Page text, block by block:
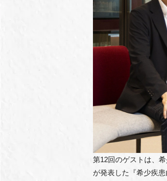
第12回のゲストは、
が発表した『希少疾